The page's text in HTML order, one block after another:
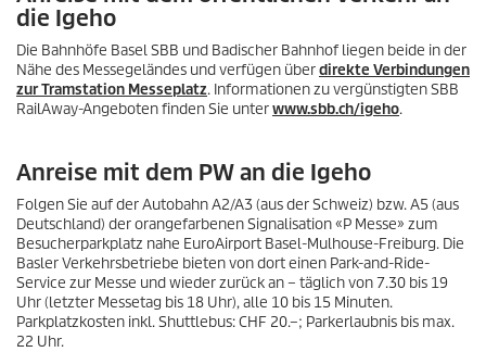
die Igeho
Die Bahnhöfe Basel SBB und Badischer Bahnhof liegen beide in der
Nähe des Messegeländes und verfügen überdirekte Verbindungen
zur Tramstation Messeplatz. Informationen zu vergünstigten SBB
RailAway-Angeboten finden Sie unterwww.sbb.ch/igeho.
Anreise mit dem PW an die Igeho
Folgen Sie auf der Autobahn A2/A3 (aus der Schweiz) bzw. A5 (aus
Deutschland) der orangefarbenen Signalisation «P Messe» zum
Besucherparkplatz nahe EuroAirport Basel-Mulhouse-Freiburg. Die
Basler Verkehrsbetriebe bieten von dort einen Park-and-Ride-
Service zur Messe und wieder zurück an – täglich von 7.30 bis 19
Uhr (letzter Messetag bis 18 Uhr), alle 10 bis 15 Minuten.
Parkplatzkosten inkl. Shuttlebus: CHF 20.–; Parkerlaubnis bis max.
22 Uhr.